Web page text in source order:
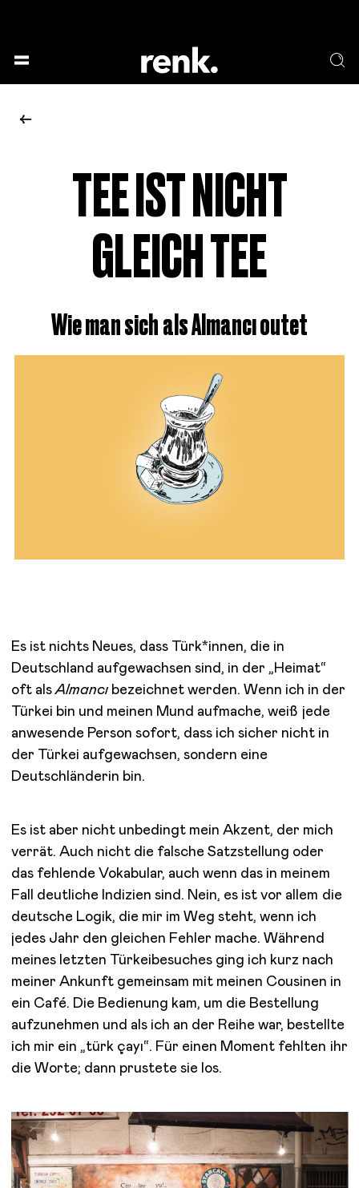
KEINE AUSWAHLTEE IST NICHT
GLEICH TEE
Wie man sich als Almancı outet
Es ist nichts Neues, dass Türk*innen, die in
Deutschland aufgewachsen sind, in der „Heimat“
oft alsAlmancıbezeichnet werden. Wenn ich in der
Türkei bin und meinen Mund aufmache, weiß jede
anwesende Person sofort, dass ich sicher nicht in
der Türkei aufgewachsen, sondern eine
Deutschländerin bin.
Es ist aber nicht unbedingt mein Akzent, der mich
verrät. Auch nicht die falsche Satzstellung oder
das fehlende Vokabular, auch wenn das in meinem
Fall deutliche Indizien sind. Nein, es ist vor allem die
deutsche Logik, die mir im Weg steht, wenn ich
jedes Jahr den gleichen Fehler mache. Während
meines letzten Türkeibesuches ging ich kurz nach
meiner Ankunft gemeinsam mit meinen Cousinen in
ein Café. Die Bedienung kam, um die Bestellung
aufzunehmen und als ich an der Reihe war, bestellte
ich mir ein „türk çayı“. Für einen Moment fehlten ihr
die Worte; dann prustete sie los.